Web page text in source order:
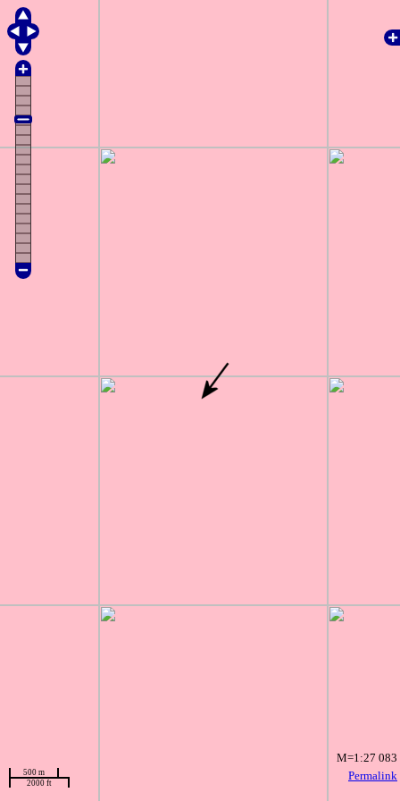
Permalink
500 m
2000 ft
M=1:27 083